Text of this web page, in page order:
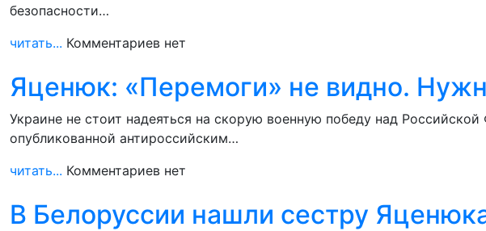
безопасности…
читать... Комментариев нет
Яценюк: «Перемоги» не видно.
Украине не стоит надеяться на скорую военную победу над
опубликованной антироссийским…
читать... Комментариев нет
В Белоруссии нашли сестру